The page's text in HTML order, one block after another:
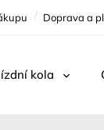
Doprava a
kola